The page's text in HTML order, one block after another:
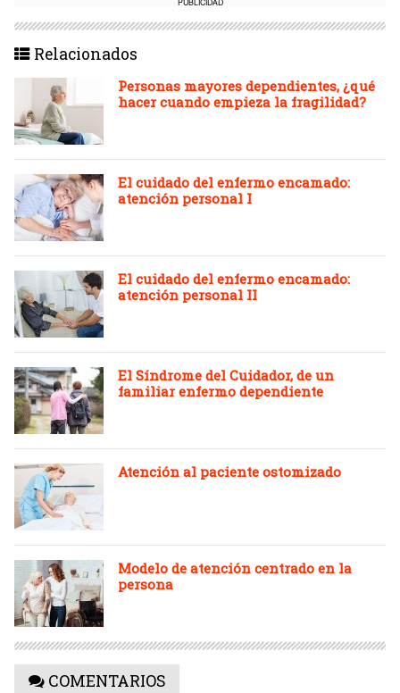
Relacionados
Personas mayores dependientes, ¿qué
hacer cuando empieza la fragilidad?
El cuidado del enfermo encamado:
atención personal I
El cuidado del enfermo encamado:
atención personal II
El Síndrome del Cuidador, de un
familiar enfermo dependiente
Atención al paciente ostomizado
Modelo de atención centrado en la
persona
COMENTARIOS